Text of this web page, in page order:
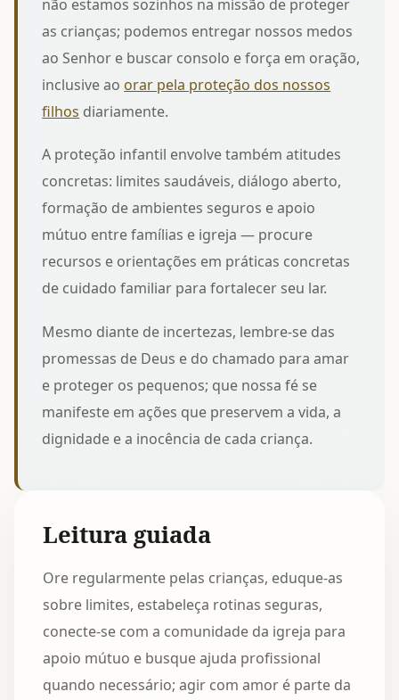
não estamos sozinhos na missão de proteger
as crianças; podemos entregar nossos medos
ao Senhor e buscar consolo e força em oração,
inclusive ao orar pela proteção dos nossos
filhos diariamente.
A proteção infantil envolve também atitudes
concretas: limites saudáveis, diálogo aberto,
formação de ambientes seguros e apoio
mútuo entre famílias e igreja — procure
recursos e orientações em práticas concretas
de cuidado familiar para fortalecer seu lar.
Mesmo diante de incertezas, lembre-se das
promessas de Deus e do chamado para amar
e proteger os pequenos; que nossa fé se
manifeste em ações que preservem a vida, a
dignidade e a inocência de cada criança.
Leitura guiada
Ore regularmente pelas crianças, eduque-as
sobre limites, estabeleça rotinas seguras,
conecte-se com a comunidade da igreja para
apoio mútuo e busque ajuda profissional
quando necessário; agir com amor é parte da